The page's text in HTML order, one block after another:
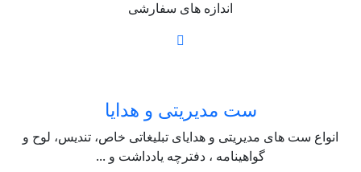
اندازه های سفارشی
ست مدیریتی و هدایا
انواع ست های مدیریتی و هدایای تبلیغاتی خاص، تندیس، لوح و
گواهینامه ، دفترچه یادداشت و ...